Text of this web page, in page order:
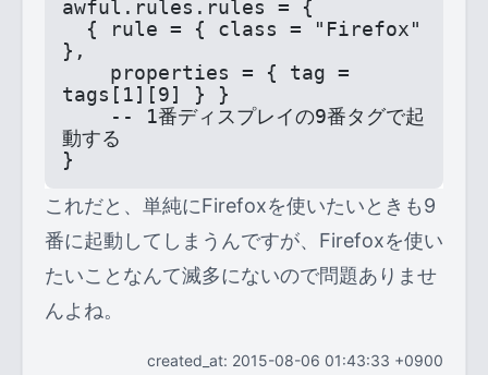
awful.rules.rules = {
},
tags[1][9] } }
動する
}
これだと、単純にFirefoxを使いたいときも9
番に起動してしまうんですが、Firefoxを使い
たいことなんて滅多にないので問題ありませ
んよね。
created_at: 2015-08-06 01:43:33 +0900